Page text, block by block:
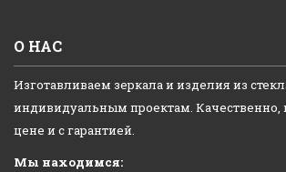
О НАС
Изготавливаем зеркала и изделия из
индивидуальным проектам. Качественно,
цене и с гарантией.
Мы находимся: